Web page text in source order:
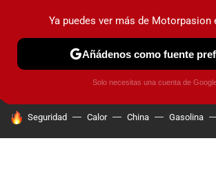
PRUEBAS COCHES ELÉCTRICOS
HOY SE HABLA DE
Seguridad Calor China Gasolina
Ya puedes ver más de Motorpasion
Añádenos como fuente
Solo necesitas una cuenta de